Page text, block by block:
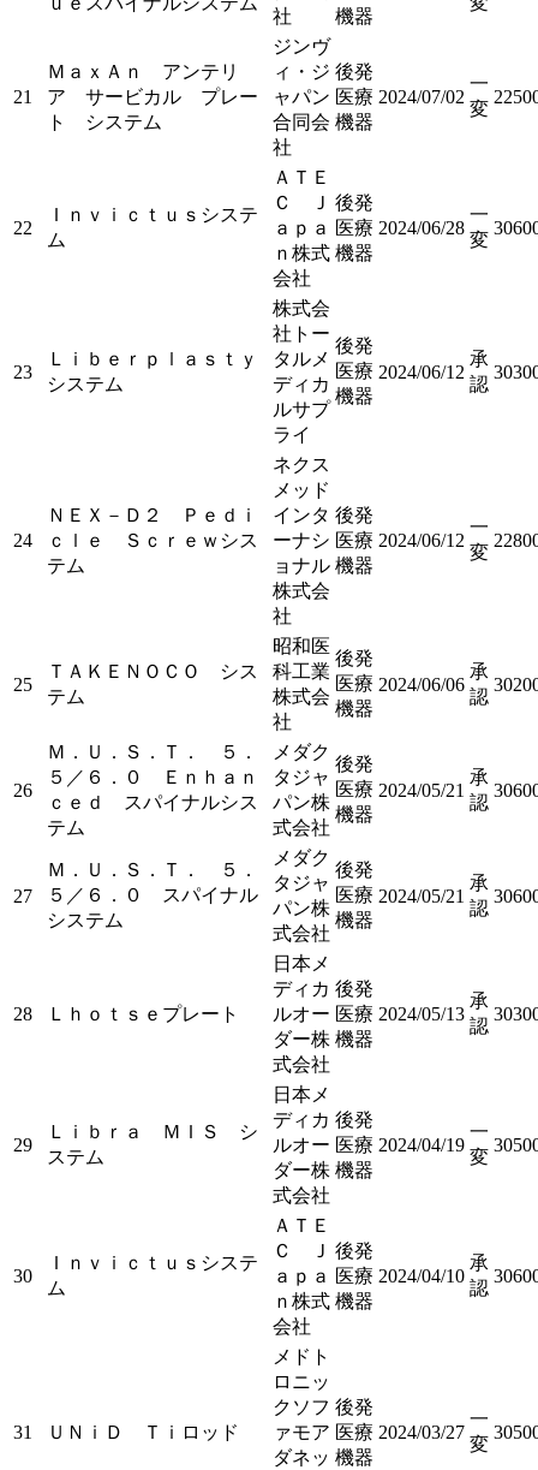
社
機器
21
ＭａｘＡｎ アンテリ
ア サービカル プレー
ト システム
ジンヴ
ィ・ジ
ャパン
合同会
社
後発
医療
機器
2024/07/02
一
変
22
Ｉｎｖｉｃｔｕｓシステ
ム
ＡＴＥ
Ｃ Ｊ
ａｐａ
ｎ株式
会社
後発
医療
機器
2024/06/28
一
変
23
Ｌｉｂｅｒｐｌａｓｔｙ
システム
株式会
社トー
タルメ
ディカ
ルサプ
ライ
後発
医療
機器
2024/06/12
承
認
24
ＮＥＸ－Ｄ２ Ｐｅｄｉ
ｃｌｅ Ｓｃｒｅｗシス
テム
ネクス
メッド
インタ
ーナシ
ョナル
株式会
社
後発
医療
機器
2024/06/12
一
変
25
ＴＡＫＥＮＯＣＯ シス
テム
昭和医
科工業
株式会
社
後発
医療
機器
2024/06/06
承
認
26
Ｍ．Ｕ．Ｓ．Ｔ． ５．
５／６．０ Ｅｎｈａｎ
ｃｅｄ スパイナルシス
テム
メダク
タジャ
パン株
式会社
後発
医療
機器
2024/05/21
承
認
27
Ｍ．Ｕ．Ｓ．Ｔ． ５．
５／６．０ スパイナル
システム
メダク
タジャ
パン株
式会社
後発
医療
機器
2024/05/21
承
認
28 Ｌｈｏｔｓｅプレート
日本メ
ディカ
ルオー
ダー株
式会社
後発
医療
機器
2024/05/13
承
認
29
Ｌｉｂｒａ ＭＩＳ シ
ステム
日本メ
ディカ
ルオー
ダー株
式会社
後発
医療
機器
2024/04/19
一
変
30
Ｉｎｖｉｃｔｕｓシステ
ム
ＡＴＥ
Ｃ Ｊ
ａｐａ
ｎ株式
会社
後発
医療
機器
2024/04/10
承
認
31 ＵＮｉＤ Ｔｉロッド
メドト
ロニッ
クソフ
ァモア
ダネッ
後発
医療
機器
2024/03/27
一
変